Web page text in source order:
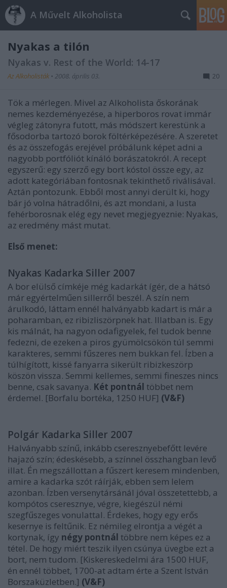
A Művelt Alkoholista
Nyakas a tilón
Nyakas v. Rest of the World: 14-17
Az Alkoholisták • 2008. április 03. 20
Tök a mérlegen. Mivel az Alkoholista őskorának
nemes kezdeményezése, a hiperboros rovat immár
végleg zátonyra futott, más módszert kerestünk a
fősodorba tartozó borok föltérképezésére. A szeretet
és az összefogás erejével próbálunk képet adni a
nagyobb portfóliót kínáló borászatokról. A recept
egyszerű: egy szerző egy bort kóstol össze egy, az
adott kategóriában fontosnak tekinthető riválisával.
Aztán pontozunk. Ebből most annyi derült ki, hogy
bár jó volna hátradőlni, és azt mondani, a lusta
fehérborosnak elég egy nevet megjegyeznie: Nyakas,
az eredmény mást mutat.
Első menet:
Nyakas Kadarka Siller 2007
A bor elülső címkéje még kadarkát ígér, de a hátsó
már egyértelműen sillerről beszél. A szín nem
árulkodó, láttam ennél halványabb kadart is már a
poharamban, ez ribizliszörpnek hat. Illatban is. Egy
kis málnát, ha nagyon odafigyelek, fel tudok benne
fedezni, de ezeken a piros gyümölcsökön túl semmi
karakteres, semmi fűszeres nem bukkan fel. Ízben a
túlhígított, kissé fanyarra sikerült ribizkeszörp
köszön vissza. Semmi kellemes, semmi fineszes nincs
benne, csak savanya. Két pontnál többet nem
érdemel. [Borfalu bortéka, 1250 HUF] (V&F)
Polgár Kadarka Siller 2007
Halványabb színű, inkább cseresznyebefőtt levére
hajazó szín; édeskésebb, a színnel összhangban levő
illat. Én megszállottan a fűszert keresem mindenben,
amire a kadarka szót ráírják, ebben sem lelem
azonban. Ízben versenytársánál jóval összetettebb, a
kompótos cseresznye, végre, kiegészül némi
szegfűszeges vonulattal. Érdekes, hogy egy erős
kesernye is feltűnik. Ez némileg elrontja a végét a
kortynak, így négy pontnál többre nem képes ez a
tétel. De hogy miért teszik ilyen csúnya üvegbe ezt a
bort, nem tudom. [Kiskereskedelmi ára 1500 HUF,
én ennél többet, 1700-at adtam érte a Szent István
Borszaküzletben.] (V&F)